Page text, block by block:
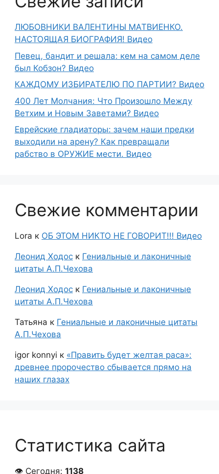
ЛЮБОВНИКИ ВАЛЕНТИНЫ МАТВИЕНКО.
НАСТОЯЩАЯ БИОГРАФИЯ! Видео
Певец, бандит и решала: кем на самом деле
был Кобзон? Видео
КАЖДОМУ ИЗБИРАТЕЛЮ ПО ПАРТИИ? Видео
400 Лет Молчания: Что Произошло Между
Ветхим и Новым Заветами? Видео
Еврейские гладиаторы: зачем наши предки
выходили на арену? Как превращали
рабство в ОРУЖИЕ мести. Видео
Свежие комментарии
Lora к ОБ ЭТОМ НИКТО НЕ ГОВОРИТ!!! Видео
Леонид Ходос к Гениальные и лаконичные
цитаты А.П.Чехова
Леонид Ходос к Гениальные и лаконичные
цитаты А.П.Чехова
Татьяна к Гениальные и лаконичные цитаты
А.П.Чехова
igor konnyi к «Править будет желтая раса»:
древнее пророчество сбывается прямо на
наших глазах
Статистика сайта
👁 Сегодня: 1138